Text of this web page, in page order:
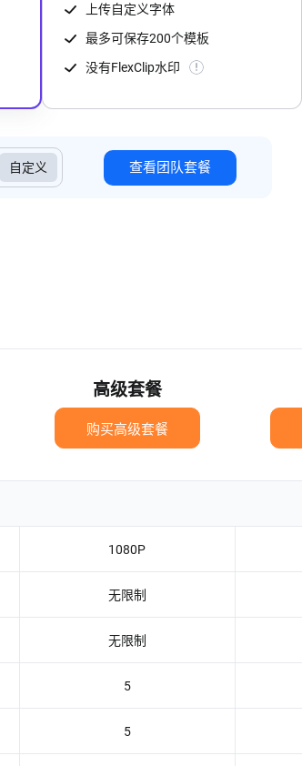
上传自定义字体
最多可保存200个模板
没有FlexClip水印
查看团队套餐
高级套餐
购买高级套餐
1080P
无限制
无限制
5
5